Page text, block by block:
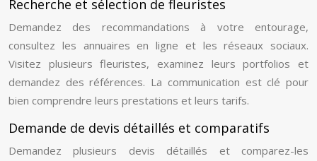
Recherche et sélection de fleuristes
Demandez des recommandations à votre entourage,
consultez les annuaires en ligne et les réseaux sociaux.
Visitez plusieurs fleuristes, examinez leurs portfolios et
demandez des références. La communication est clé pour
bien comprendre leurs prestations et leurs tarifs.
Demande de devis détaillés et comparatifs
Demandez plusieurs devis détaillés et comparez-les